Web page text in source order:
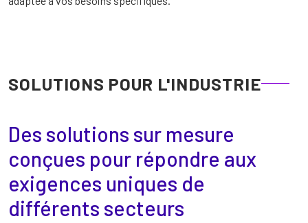
SOLUTIONS POUR L'INDUSTRIE
Des solutions sur mesure
conçues pour répondre aux
exigences uniques de
différents secteurs